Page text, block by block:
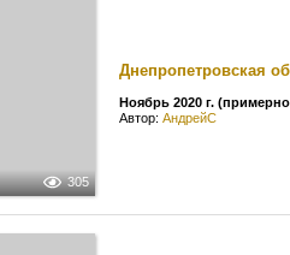
305
Днепропетровская
Ноябрь 2020 г.
Автор: АндрейС